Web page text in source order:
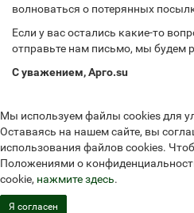
волноваться о потерянных
Если у вас остались какие-то
отправьте нам письмо, мы будем
С уважением, Арго.su
Мы используем файлы cookies для
Оставаясь на нашем сайте, вы
использования файлов cookies.
Положениями о
cookie, нажмите здесь.
Я согласен